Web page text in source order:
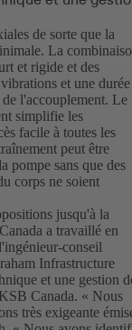
de sorte que la
La
et rigide et des
et une durée
l'accouplement. Le
simplifie les
facile à toutes les
peut être
pompe sans que des
corps ne soient
jusqu'à la
a travaillé en
conseil
Infrastructure
et une gestion
Canada. « Nous
très exigeante